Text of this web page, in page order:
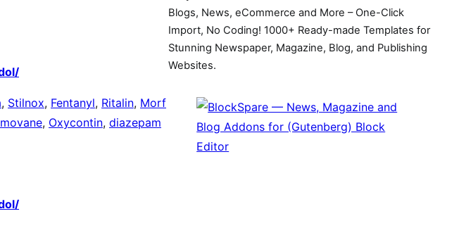
, Stilnox, Fentanyl, Ritalin, Morf
, Oxycontin, diazepam
Blogs, News, eCommerce and More – One-Click
Import, No Coding! 1000+ Ready-made Templates for
Stunning Newspaper, Magazine, Blog, and Publishing
Websites.